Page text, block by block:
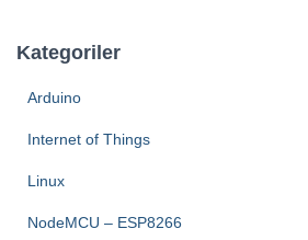
Kategoriler
Arduino
Internet of Things
Linux
NodeMCU – ESP8266